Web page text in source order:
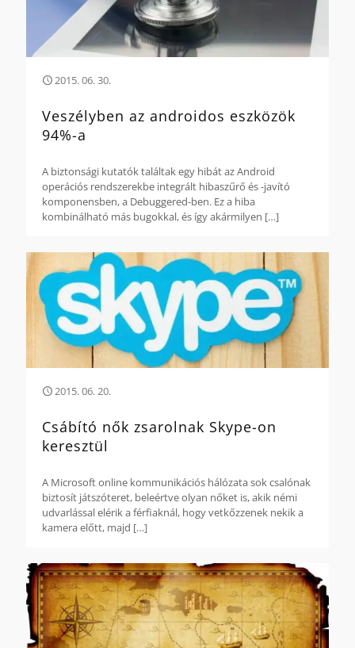
2015. 06. 30.
Veszélyben az androidos eszközök
94%-a
A biztonsági kutatók találtak egy hibát az Android
operációs rendszerekbe integrált hibaszűrő és -javító
komponensben, a Debuggered-ben. Ez a hiba
kombinálható más bugokkal, és így akármilyen […]
2015. 06. 20.
Csábító nők zsarolnak Skype-on
keresztül
A Microsoft online kommunikációs hálózata sok csalónak
biztosít játszóteret, beleértve olyan nőket is, akik némi
udvarlással elérik a férfiaknál, hogy vetkőzzenek nekik a
kamera előtt, majd […]